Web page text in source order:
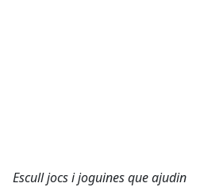
Escull jocs i joguines que ajudin